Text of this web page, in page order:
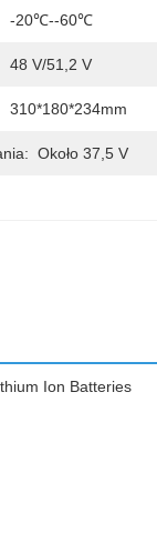
-20℃--60℃
48 V/51,2 V
310*180*234mm
Około 37,5 V
Ion Batteries